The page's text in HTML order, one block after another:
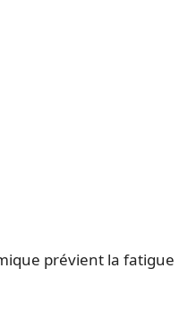
prévient la fatigue